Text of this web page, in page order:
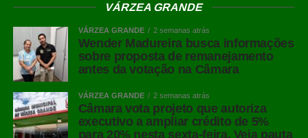
VÁRZEA GRANDE
VÁRZEA GRANDE 2 semanas atrás
Wender Madureira busca informações
sobre proposta de remanejamento
antes da votação na Câmara
VÁRZEA GRANDE 2 semanas atrás
Câmara vota projeto que autoriza
executivo a ampliar crédito de 5%
para 20% nesta sexta-feira. Veja pauta